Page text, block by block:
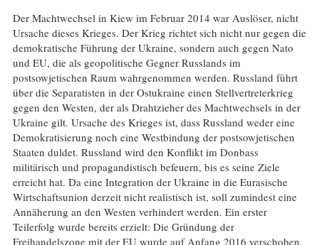
Der Machtwechsel in Kiew im Februar 2014 war Auslöser, nicht
Ursache dieses Krieges. Der Krieg richtet sich nicht nur gegen die
demokratische Führung der Ukraine, sondern auch gegen Nato
und EU, die als geopolitische Gegner Russlands im
postsowjetischen Raum wahrgenommen werden. Russland führt
über die Separatisten in der Ostukraine einen Stellvertreterkrieg
gegen den Westen, der als Drahtzieher des Machtwechsels in der
Ukraine gilt. Ursache des Krieges ist, dass Russland weder eine
Demokratisierung noch eine Westbindung der postsowjetischen
Staaten duldet. Russland wird den Konflikt im Donbass
militärisch und propagandistisch befeuern, bis es seine Ziele
erreicht hat. Da eine Integration der Ukraine in die Eurasische
Wirtschaftsunion derzeit nicht realistisch ist, soll zumindest eine
Annäherung an den Westen verhindert werden. Ein erster
Teilerfolg wurde bereits erzielt: Die Gründung der
Freihandelszone mit der EU wurde auf Anfang 2016 verschoben.